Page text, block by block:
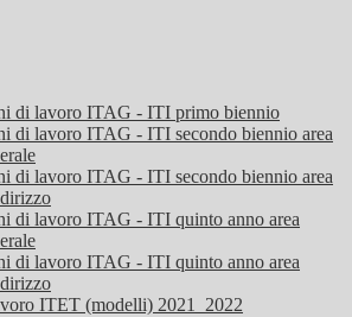
di lavoro ITAG - ITI primo biennio
di lavoro ITAG - ITI secondo biennio area
di lavoro ITAG - ITI secondo biennio area
di lavoro ITAG - ITI quinto anno area
di lavoro ITAG - ITI quinto anno area
ITET (modelli) 2021_2022